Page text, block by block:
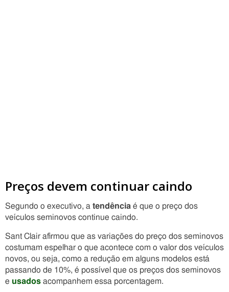
Preços devem continuar caindo
Segundo o executivo, a tendência é que o preço dos
veículos seminovos continue caindo.
Sant Clair afirmou que as variações do preço dos seminovos
costumam espelhar o que acontece com o valor dos veículos
novos, ou seja, como a redução em alguns modelos está
passando de 10%, é possível que os preços dos seminovos
e usados acompanhem essa porcentagem.